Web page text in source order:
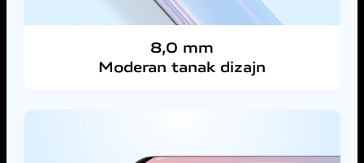
8,0 mm
Moderan tanak dizajn